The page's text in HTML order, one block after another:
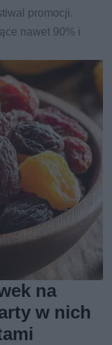
promocji.
nawet 90% i
na
w nich